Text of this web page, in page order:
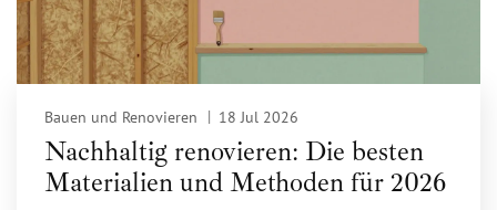
Bauen und Renovieren 18 Jul 2026
Nachhaltig renovieren: Die besten
Materialien und Methoden für 2026